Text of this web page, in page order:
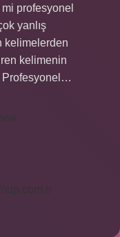
profesyonel
yanlış
kelimelerden
kelimenin
Profesyonel…
nup.com.tr